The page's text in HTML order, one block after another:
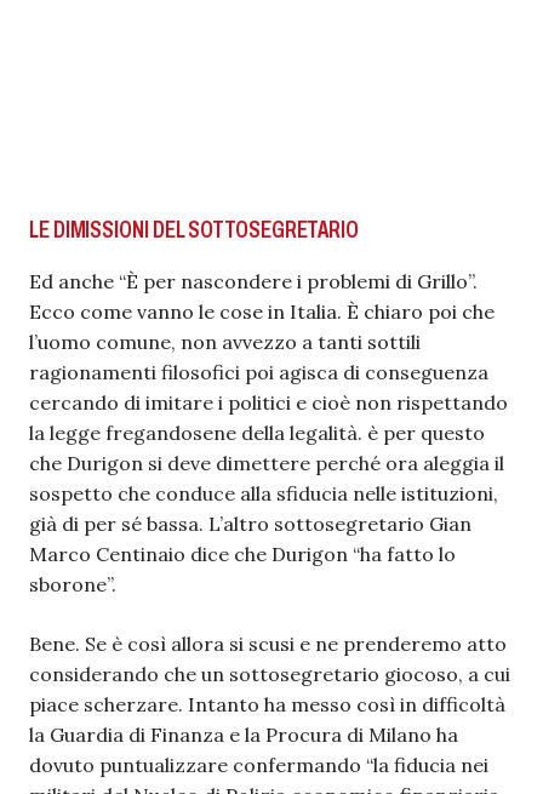
LE DIMISSIONI DEL SOTTOSEGRETARIO
Ed anche “È per nascondere i problemi di Grillo”.
Ecco come vanno le cose in Italia. È chiaro poi che
l’uomo comune, non avvezzo a tanti sottili
ragionamenti filosofici poi agisca di conseguenza
cercando di imitare i politici e cioè non rispettando
la legge fregandosene della legalità. è per questo
che Durigon si deve dimettere perché ora aleggia il
sospetto che conduce alla sfiducia nelle istituzioni,
già di per sé bassa. L’altro sottosegretario Gian
Marco Centinaio dice che Durigon “ha fatto lo
sborone”.
Bene. Se è così allora si scusi e ne prenderemo atto
considerando che un sottosegretario giocoso, a cui
piace scherzare. Intanto ha messo così in difficoltà
la Guardia di Finanza e la Procura di Milano ha
dovuto puntualizzare confermando “la fiducia nei